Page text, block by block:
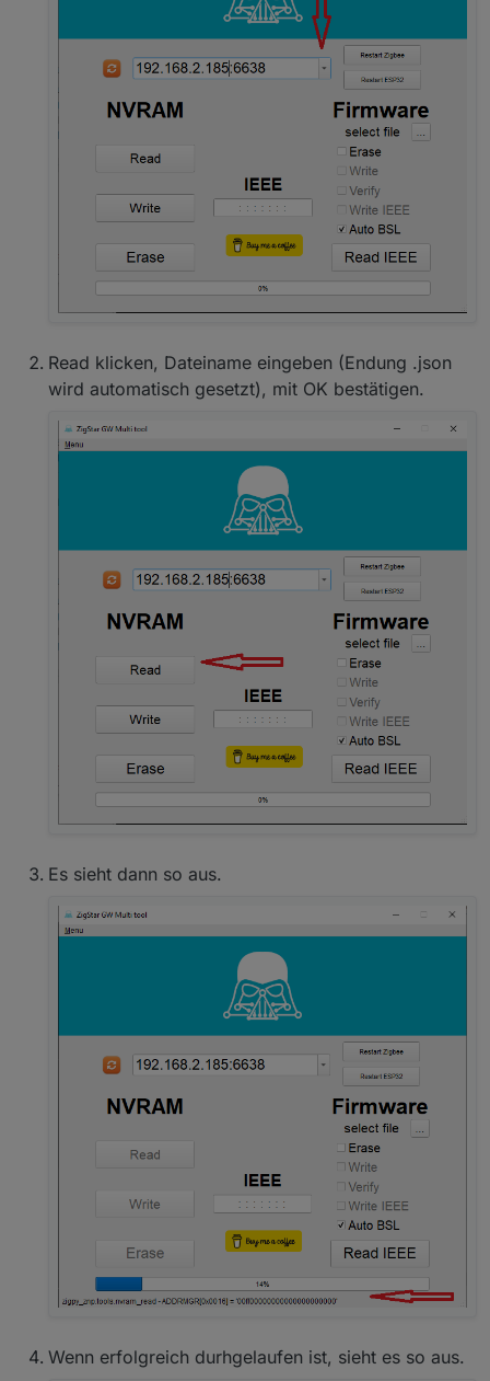
Read klicken, Dateiname eingeben (Endung .json
wird automatisch gesetzt), mit OK bestätigen.
Es sieht dann so aus.
Wenn erfolgreich durhgelaufen ist, sieht es so aus.